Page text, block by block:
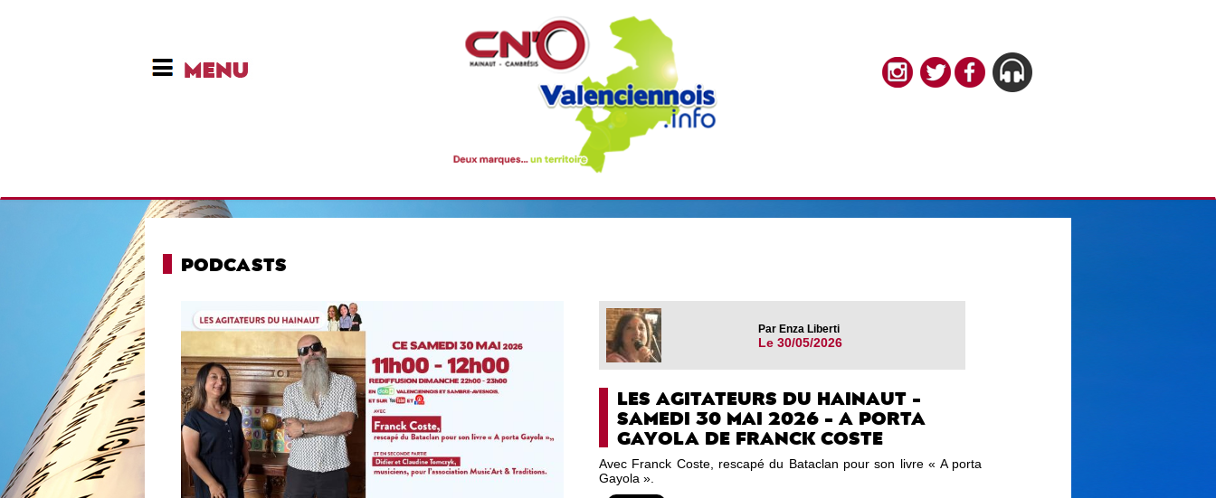
PODCASTS
Par Enza Liberti
Le 30/05/2026
LES AGITATEURS DU HAINAUT -
SAMEDI 30 MAI 2026 - A PORTA
GAYOLA DE FRANCK COSTE
Avec Franck Coste, rescapé du Bataclan pour son livre « A porta
Gayola ».